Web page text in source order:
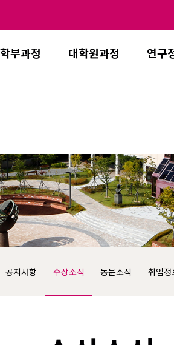
학부과정 대학원과정 연구
공지사항 수상소식 동문소식 취업정